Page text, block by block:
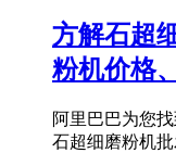
方解石超
粉机价格
阿里巴巴为您
石超细磨粉机